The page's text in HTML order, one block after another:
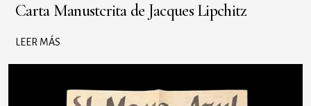
Carta Manustcrita de Jacques Lipchitz
LEER MÁS